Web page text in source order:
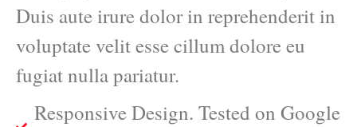
Duis aute irure dolor in reprehenderit in
voluptate velit esse cillum dolore eu
fugiat nulla pariatur.
Responsive Design. Tested on Google